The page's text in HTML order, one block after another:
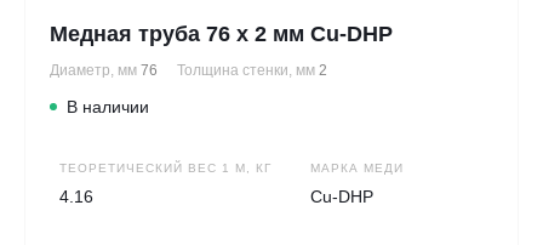
Медная труба 76 х 2 мм Cu-DHP
Диаметр, мм 76 Толщина стенки, мм 2
В наличии
ТЕОРЕТИЧЕСКИЙ ВЕС 1 М, КГ
4.16
МАРКА МЕДИ
Cu-DHP